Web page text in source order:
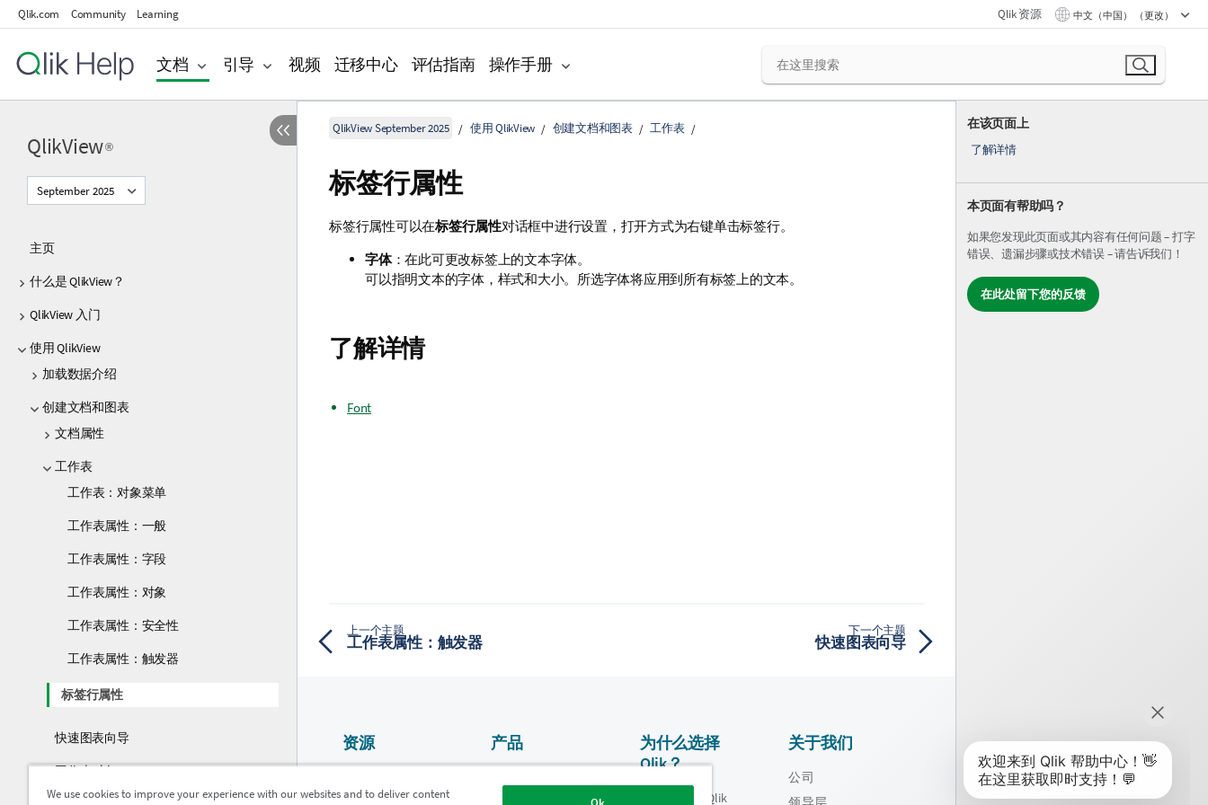
Qlik.com Community Learning Qlik 资源 中文（中国） （更改）
文档 引导 视频 迁移中心 评估指南 操作手册
QlikView®
September 2025
主页
什么是 QlikView？
QlikView 入门
使用 QlikView
加载数据介绍
创建文档和图表
文档属性
工作表
工作表：对象菜单
工作表属性：一般
工作表属性：字段
工作表属性：对象
工作表属性：安全性
工作表属性：触发器
标签行属性
快速图表向导
工作表对象
在该页面上
了解详情
本页面有帮助吗？
如果您发现此页面或其内容有任何问题 – 打字
错误、遗漏步骤或技术错误 – 请告诉我们！
在此处留下您的反馈
QlikView September 2025 使用 QlikView 创建文档和图表 工作表
标签行属性
标签行属性可以在标签行属性对话框中进行设置，打开方式为右键单击标签行。
字体：在此可更改标签上的文本字体。
可以指明文本的字体，样式和大小。所选字体将应用到所有标签上的文本。
了解详情
Font
上一个主题
工作表属性：触发器
下一个主题
快速图表向导
资源 产品
为什么选择
Qlik？
为什么选择 Qlik
关于我们
公司
We use cookies to improve your experience with our websites and to deliver content